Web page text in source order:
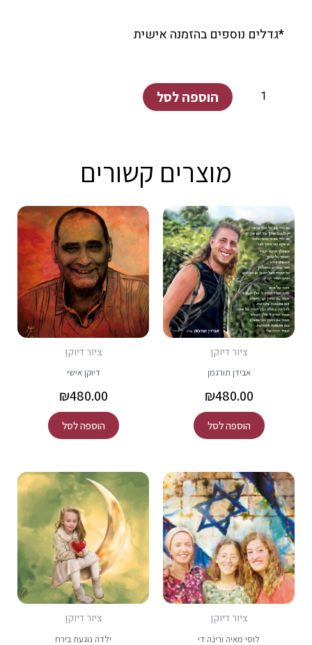
*גדלים נוספים בהזמנה אישית
כמות
הוספה לסל
מוצרים קשורים
ציור דיוקן
אבידן תורגמן
₪480.00
הוספה לסל
ציור דיוקן
דיוקן אישי
₪480.00
הוספה לסל
ציור דיוקן
לוסי מאיה ורינה די
ציור דיוקן
ילדה נוגעת בירח